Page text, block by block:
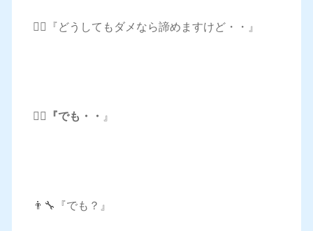
👱‍♀️『どうしてもダメなら諦めますけど・・』
👱‍♀️ 『でも・・ 』
👨‍🔧『でも？』